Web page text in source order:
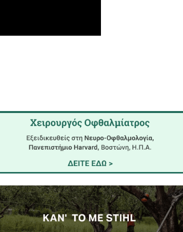
στον οργανισμό τους μεταφέρουν το
πρόσωπο που προέρχεται από το
Γιώργου Παπανδρέου και του
άλλα, μπορείτε να τα
το κατάστημα TIP - TOP Tailors του